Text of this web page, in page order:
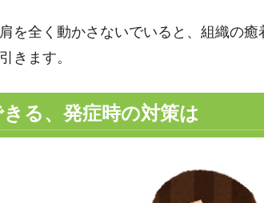
を全く動かさないでいると、組織の
きます。
る、発症時の対策は